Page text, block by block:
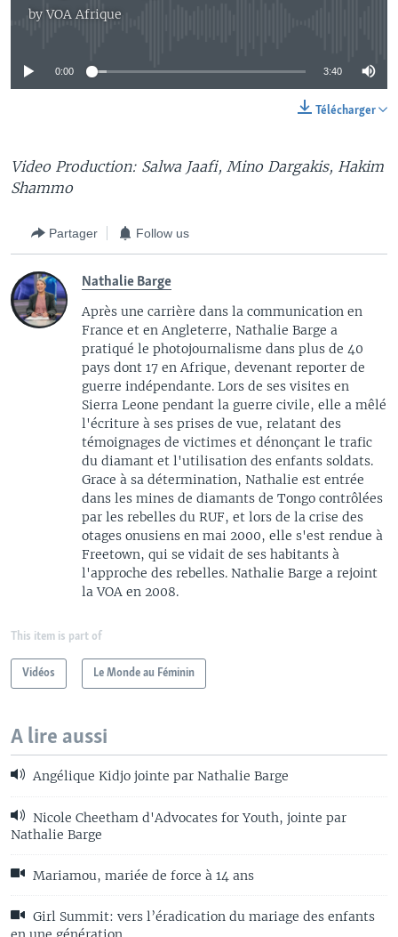
byVOA Afrique
No media source currently available
0:00 3:40
Télécharger
Video Production: Salwa Jaafi, Mino Dargakis, Hakim
Shammo
Partager Follow us
Nathalie Barge
Après une carrière dans la communication en
France et en Angleterre, Nathalie Barge a
pratiqué le photojournalisme dans plus de 40
pays dont 17 en Afrique, devenant reporter de
guerre indépendante. Lors de ses visites en
Sierra Leone pendant la guerre civile, elle a mêlé
l'écriture à ses prises de vue, relatant des
témoignages de victimes et dénonçant le trafic
du diamant et l'utilisation des enfants soldats.
Grace à sa détermination, Nathalie est entrée
dans les mines de diamants de Tongo contrôlées
par les rebelles du RUF, et lors de la crise des
otages onusiens en mai 2000, elle s'est rendue à
Freetown, qui se vidait de ses habitants à
l'approche des rebelles. Nathalie Barge a rejoint
la VOA en 2008.
This item is part of
Vidéos Le Monde au Féminin
A lire aussi
Angélique Kidjo jointe par Nathalie Barge
Nicole Cheetham d'Advocates for Youth, jointe par
Nathalie Barge
Mariamou, mariée de force à 14 ans
Girl Summit: vers l’éradication du mariage des enfants